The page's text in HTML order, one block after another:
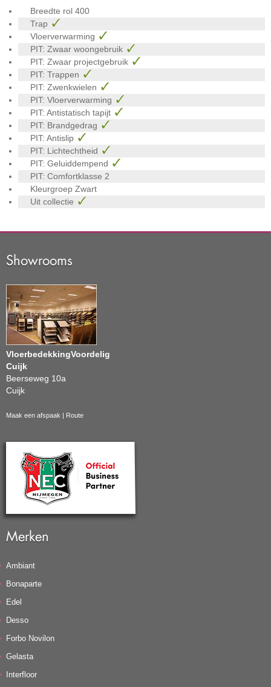
Breedte rol 400
Trap
Vloerverwarming
PIT: Zwaar woongebruik
PIT: Zwaar projectgebruik
PIT: Trappen
PIT: Zwenkwielen
PIT: Vloerverwarming
PIT: Antistatisch tapijt
PIT: Brandgedrag
PIT: Antislip
PIT: Lichtechtheid
PIT: Geluiddempend
PIT: Comfortklasse 2
Kleurgroep Zwart
Uit collectie
Showrooms
VloerbedekkingVoordelig
Cuijk
Beerseweg 10a
Cuijk
Maak een afspaak | Route
Merken
Ambiant
Bonaparte
Edel
Desso
Forbo Novilon
Gelasta
Interfloor